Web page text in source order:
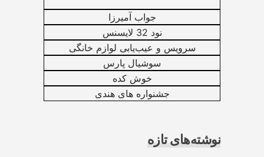
جواب آمیرزا
نود 32 لایسنس
سرویس و عیب‌یابی لوازم خانگی
سوشیال پارس
خوش کده
جشنواره های هندی
نوشته‌های تازه